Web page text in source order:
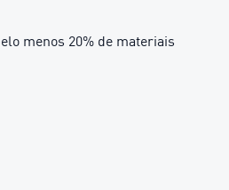
menos 20% de materiais